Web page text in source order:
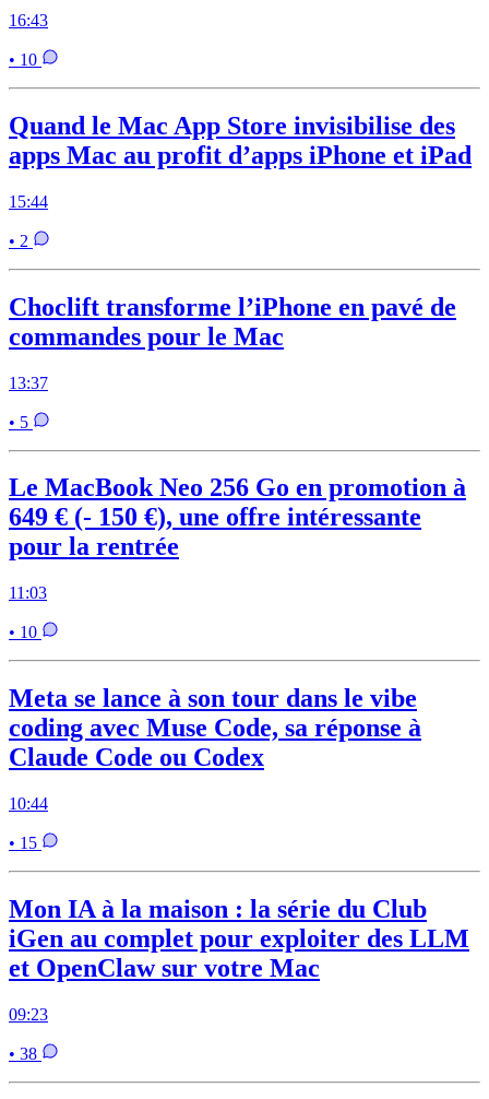
16:43
• 10
Quand le Mac App Store invisibilise des
apps Mac au profit d’apps iPhone et iPad
15:44
• 2
Choclift transforme l’iPhone en pavé de
commandes pour le Mac
13:37
• 5
Le MacBook Neo 256 Go en promotion à
649 € (- 150 €), une offre intéressante
pour la rentrée
11:03
• 10
Meta se lance à son tour dans le vibe
coding avec Muse Code, sa réponse à
Claude Code ou Codex
10:44
• 15
Mon IA à la maison : la série du Club
iGen au complet pour exploiter des LLM
et OpenClaw sur votre Mac
09:23
• 38